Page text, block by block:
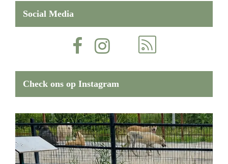
Social Media
Check ons op Instagram